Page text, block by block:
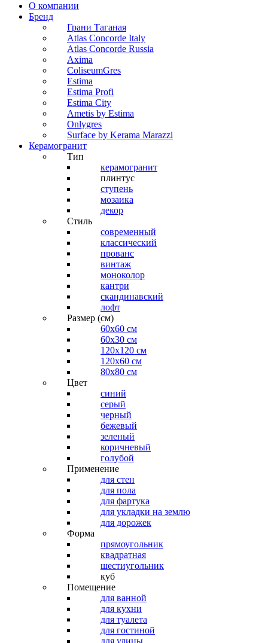
О компании
Бренд
Грани Таганая
Atlas Concorde Italy
Atlas Concorde Russia
Axima
ColiseumGres
Estima
Estima Profi
Estima City
Ametis by Estima
Onlygres
Surface by Kerama Marazzi
Керамогранит
Тип
керамогранит
плинтус
ступень
мозаика
декор
Стиль
современный
классический
прованс
винтаж
моноколор
кантри
скандинавский
лофт
Размер (см)
60х60 см
60x30 см
120x120 см
120x60 см
80x80 см
Цвет
синий
серый
черный
бежевый
зеленый
коричневый
голубой
Применение
для стен
для пола
для фартука
для укладки на землю
для дорожек
Форма
прямоугольник
квадратная
шестиугольник
куб
Помещение
для ванной
для кухни
для туалета
для гостиной
для улицы